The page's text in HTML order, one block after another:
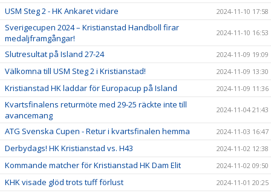
USM Steg 2 - HK Ankaret vidare 2024-11-10 17:58
Sverigecupen 2024 – Kristianstad Handboll firar
medaljframgångar!
2024-11-10 16:53
Slutresultat på Island 27-24 2024-11-09 19:09
Välkomna till USM Steg 2 i Kristianstad! 2024-11-09 13:30
Kristianstad HK laddar för Europacup på Island 2024-11-09 11:36
Kvartsfinalens returmöte med 29-25 räckte inte till
avancemang
2024-11-04 21:43
ATG Svenska Cupen - Retur i kvartsfinalen hemma 2024-11-03 16:47
Derbydags! HK Kristianstad vs. H43 2024-11-02 12:38
Kommande matcher för Kristianstad HK Dam Elit 2024-11-02 09:50
KHK visade glöd trots tuff förlust 2024-11-01 20:25